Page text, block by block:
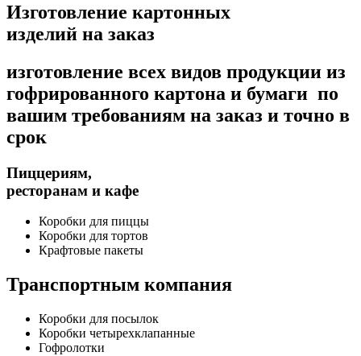
Изготовление картонных
изделий на заказ
изготовление всех видов продукции из
гофрированного картона и бумаги по
вашим требованиям на заказ и точно в
срок
Пиццериям,
ресторанам и кафе
Коробки для пиццы
Коробки для тортов
Крафтовые пакеты
Транспортным компания
Коробки для посылок
Коробки четырехклапанные
Гофролотки